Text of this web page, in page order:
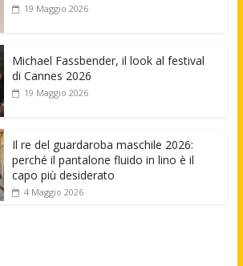
19 Maggio 2026
Michael Fassbender, il look al festival
di Cannes 2026
19 Maggio 2026
Il re del guardaroba maschile 2026:
perché il pantalone fluido in lino è il
capo più desiderato
4 Maggio 2026